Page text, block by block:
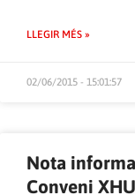
LLEGIR MÉS »
02/06/2015 - 15:01:57
Nota
Conveni